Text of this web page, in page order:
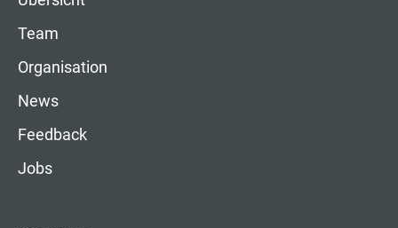
Team
Organisation
News
Feedback
Jobs